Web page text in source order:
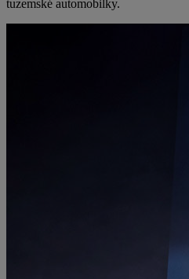
tuzemské automobilky.